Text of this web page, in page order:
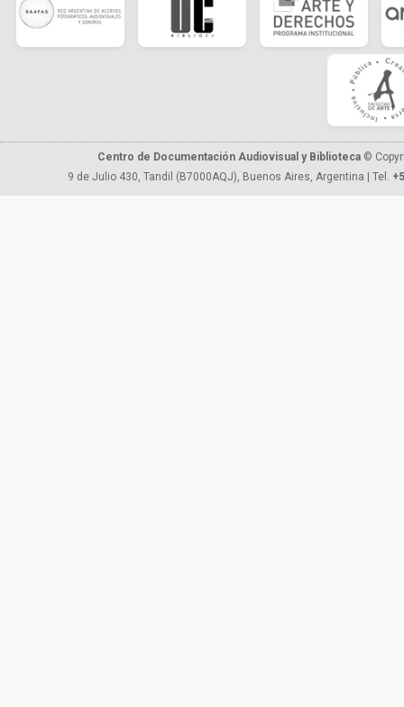
Centro de Documentación Audiovisual y Biblioteca ©
9 de Julio 430, Tandil (B7000AQJ), Buenos Aires, Argentina | Tel.